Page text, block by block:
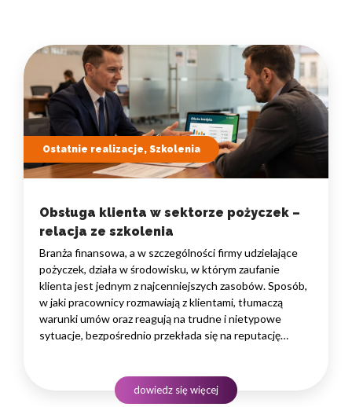
Ostatnie realizacje, Szkolenia
Obsługa klienta w sektorze pożyczek –
relacja ze szkolenia
Branża finansowa, a w szczególności firmy udzielające
pożyczek, działa w środowisku, w którym zaufanie
klienta jest jednym z najcenniejszych zasobów. Sposób,
w jaki pracownicy rozmawiają z klientami, tłumaczą
warunki umów oraz reagują na trudne i nietypowe
sytuacje, bezpośrednio przekłada się na reputację
produktowej, lecz także rozwiniętych kompetencji
komunikacyjnych, empatii…
dowiedz się więcej